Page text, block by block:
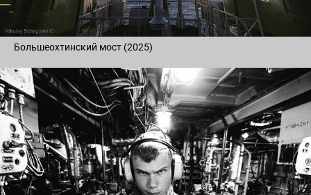
Большеохтинский мост (2025)